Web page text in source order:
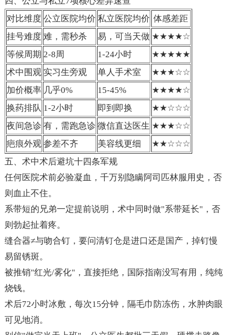
对比维度 公立医院均价 私立医院均价 体感差距
挂号难度 难，需秒杀 易，可当天做 ★★★★☆
等候周期 2-8周 1-24小时
★★★★★
术中围观 实习生旁观 单人手术室
★★★☆☆
加价概率 几乎0% 15-45%
★★★★☆
换药排队 1-2小时 即到即换
★★☆☆☆
夜间急诊 有，需跑急诊 微信直达医生 ★★★☆☆
疤痕外观 参差不齐 美容线更细
★★☆☆☆
五、术中术后避坑十四条军规
任何医院术前必验凝血，千万别隐瞒阿司匹林服用史，否
则血止不住。
系带短的兄弟一定提前说明，术中同时做"系带延长"，否
则勃起扯着疼。
缝合器≠与吻合钉，要问清钉仓是进口还是国产，掉钉慢
易留锈斑。
被推销"红光/雾化"，直接拒绝，国际指南没写有用，纯纯
烧钱。
术后72小时冰敷，每次15分钟，隔毛巾防冻伤，水肿肉眼
可见地消。